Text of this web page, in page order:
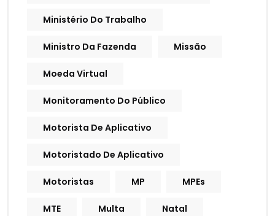
Ministério Do Trabalho
Ministro Da Fazenda Missão
Moeda Virtual
Monitoramento Do Público
Motorista De Aplicativo
Motoristado De Aplicativo
Motoristas MP MPEs
MTE Multa Natal